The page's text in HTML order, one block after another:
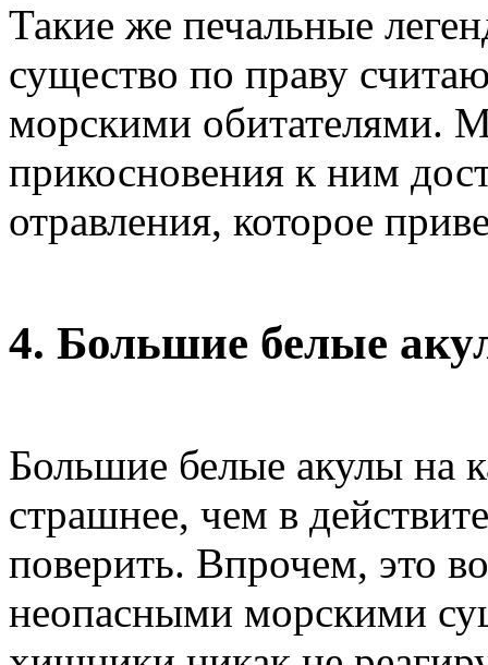
Такие же печальные
существо по праву
морскими обитателями.
прикосновения к ним
отравления, которое
4. Большие белые
Большие белые акулы на
страшнее, чем в
поверить. Впрочем, это
неопасными морскими